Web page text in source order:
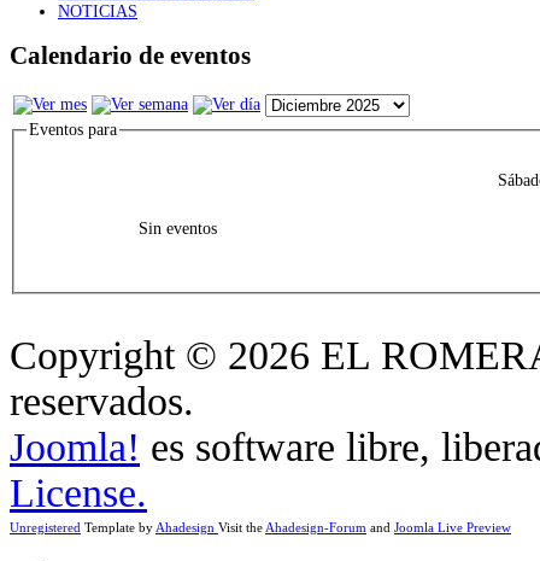
NOTICIAS
Calendario de eventos
Eventos para
Sin eventos
Copyright © 2026 EL
reservados.
Joomla! es software libre,
License.
Unregistered Template by Ahadesign Visit the Ahadesign-Forum and Joomla Live Preview